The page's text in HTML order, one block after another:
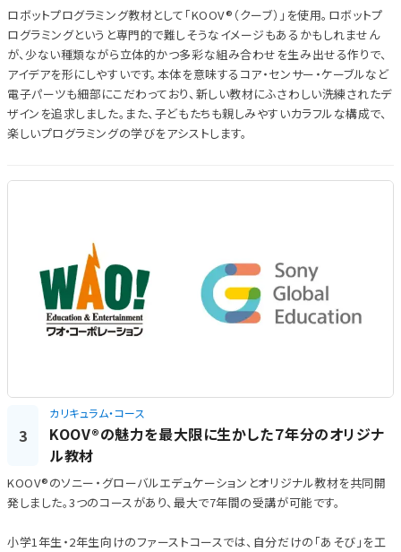
ロボットプログラミング教材として「KOOV®（クーブ）」を使用。ロボットプ
ログラミングというと専門的で難しそうなイメージもあるかもしれません
が、少ない種類ながら立体的かつ多彩な組み合わせを生み出せる作りで、
アイデアを形にしやすいです。本体を意味するコア・センサー・ケーブルなど
電子パーツも細部にこだわっており、新しい教材にふさわしい洗練されたデ
ザインを追求しました。また、子どもたちも親しみやすいカラフルな構成で、
楽しいプログラミングの学びをアシストします。
3
カリキュラム・コース
KOOV®の魅力を最大限に生かした７年分のオリジナ
ル教材
KOOV®のソニー・グローバルエデュケーションとオリジナル教材を共同開
発しました。3つのコースがあり、最大で7年間の受講が可能です。
小学1年生・2年生向けのファーストコースでは、自分だけの「あそび」を工